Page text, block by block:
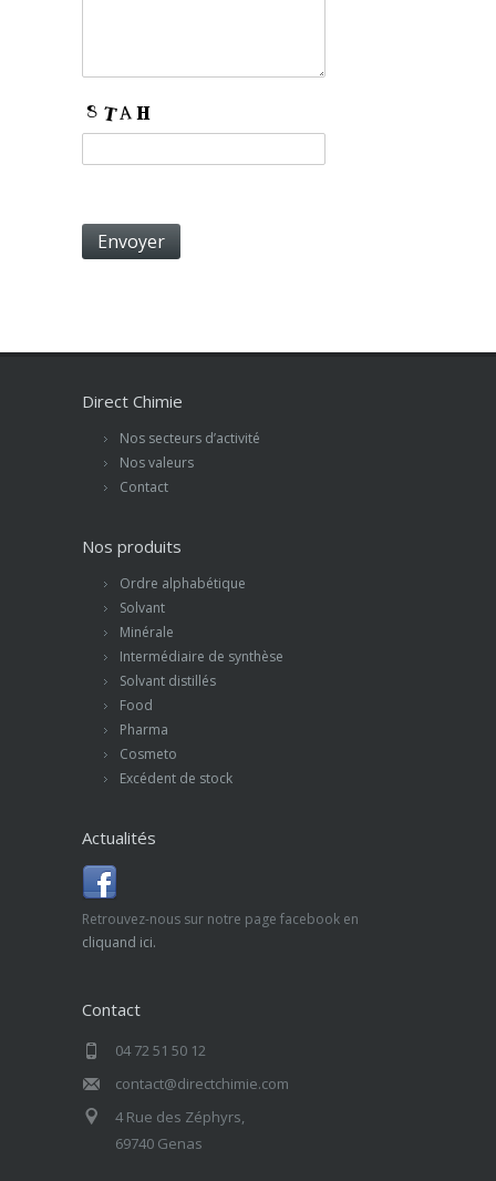
Direct Chimie
Nos secteurs d’activité
Nos valeurs
Contact
Nos produits
Ordre alphabétique
Solvant
Minérale
Intermédiaire de synthèse
Solvant distillés
Food
Pharma
Cosmeto
Excédent de stock
Actualités
Retrouvez-nous sur notre page facebook en
cliquand ici.
Contact
04 72 51 50 12
contact@directchimie.com
4 Rue des Zéphyrs,
69740 Genas